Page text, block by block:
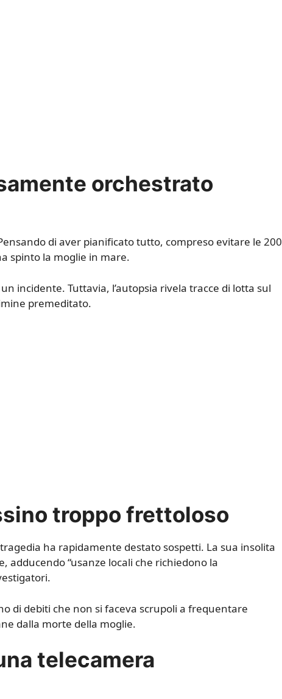
orchestrato
di aver pianificato tutto, compreso evitare le 200
spinto la moglie in mare.
incidente. Tuttavia, l’autopsia rivela tracce di lotta sul
premeditato.
troppo frettoloso
ha rapidamente destato sospetti. La sua insolita
“usanze locali che richiedono la
di debiti che non si faceva scrupoli a frequentare
dalla morte della moglie.
telecamera